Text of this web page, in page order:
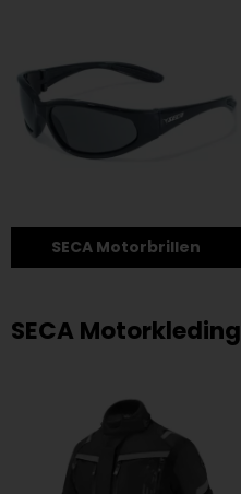
SECA Motorbrillen
SECA Motorkleding